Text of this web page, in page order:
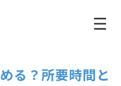
る？所要時間と